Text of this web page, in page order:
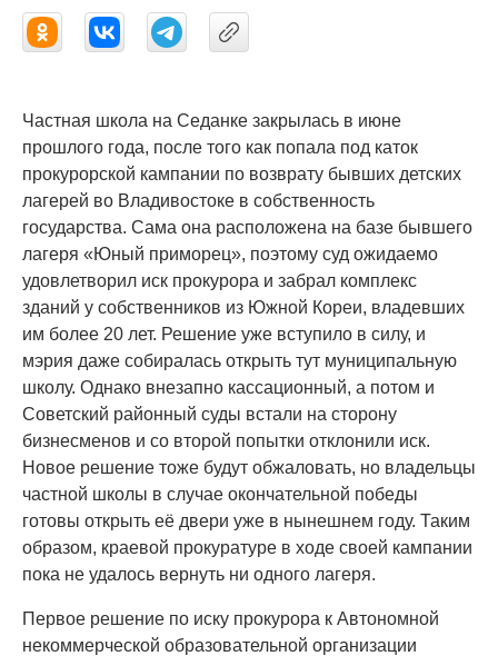
Частная школа на Седанке закрылась в июне
прошлого года, после того как попала под каток
прокурорской кампании по возврату бывших детских
лагерей во Владивостоке в собственность
государства. Сама она расположена на базе бывшего
лагеря «Юный приморец», поэтому суд ожидаемо
удовлетворил иск прокурора и забрал комплекс
зданий у собственников из Южной Кореи, владевших
им более 20 лет. Решение уже вступило в силу, и
мэрия даже собиралась открыть тут муниципальную
школу. Однако внезапно кассационный, а потом и
Советский районный суды встали на сторону
бизнесменов и со второй попытки отклонили иск.
Новое решение тоже будут обжаловать, но владельцы
частной школы в случае окончательной победы
готовы открыть её двери уже в нынешнем году. Таким
образом, краевой прокуратуре в ходе своей кампании
пока не удалось вернуть ни одного лагеря.
Первое решение по иску прокурора к Автономной
некоммерческой образовательной организации